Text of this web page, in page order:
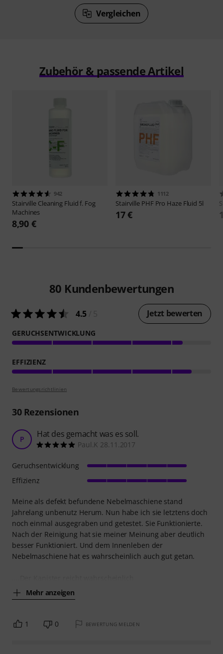
Vergleichen
Zubehör & passende Artikel
942
Stairville Cleaning Fluid f. Fog
Machines
8,90 €
1112
Stairville PHF Pro Haze Fluid 5l
17 €
80 Kundenbewertungen
4.5 Jetzt bewerten
GERUCHSENTWICKLUNG
EFFIZIENZ
Bewertungsrichtlinien
30Rezensionen
P Hat des gemacht was es soll.
Paul.K 28.11.2017
Meine als defekt befundene Nebelmaschiene stand
Jahrelang unbenutz Herum. Nun habe ich sie letztens doch
noch einmal ausgegraben und getestet. Sie Funktionierte.
Nach der Reinigung hat sie meiner Meinung aber deutlich
besser Funktioniert. Und dem Innenleben der
Nebelmaschiene hat es wahrscheinlich auch gut getan.
Mehr anzeigen
Geruchsentwicklung
Effizienz
1 0 BEWERTUNG MELDEN